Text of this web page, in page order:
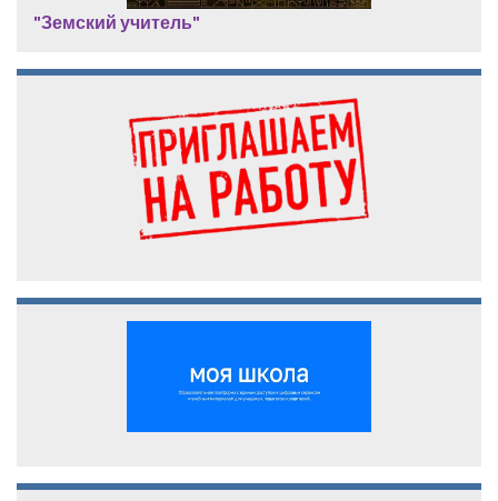
"Земский учитель"